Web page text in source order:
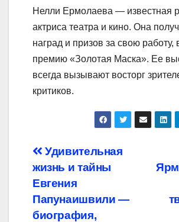
Нелли Ермолаева — известная
актриса театра и кино. Она
наград и призов за свою работу,
премию «Золотая Маска». Ее
всегда вызывают восторг
критиков.
Навигация
по
записям
Удивительная
жизнь и тайны
Евгения
Папунаишвили —
биография,